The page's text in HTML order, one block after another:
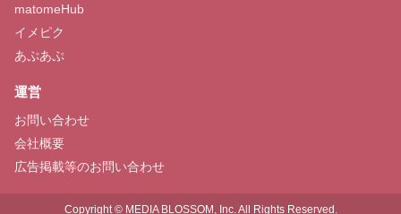
matomeHub
イメピク
あぷあぷ
運営
お問い合わせ
会社概要
広告掲載等のお問い合わせ
Copyright © MEDIA BLOSSOM, Inc. All Rights Reserved.